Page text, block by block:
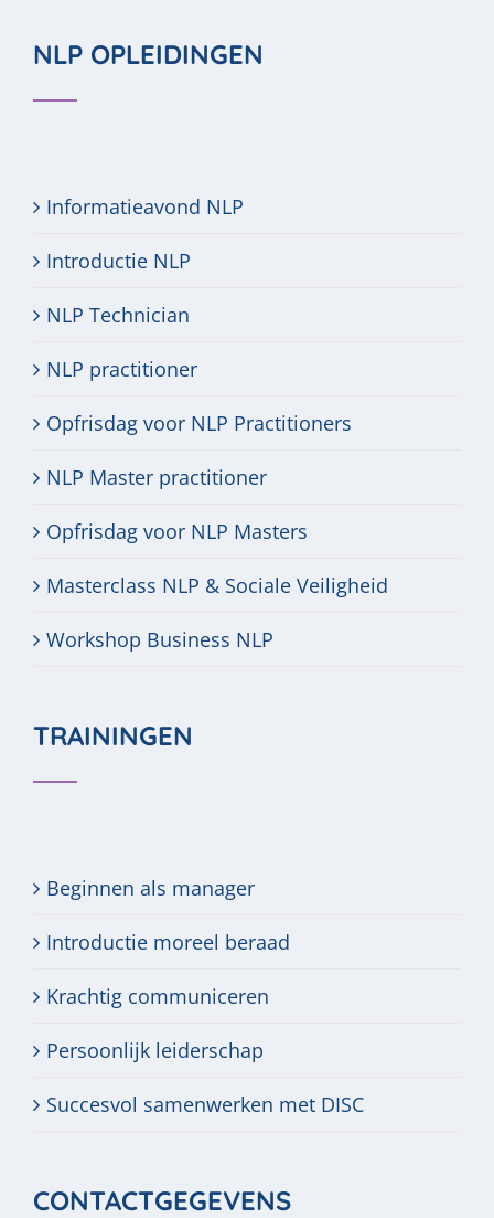
NLP OPLEIDINGEN
Informatieavond NLP
Introductie NLP
NLP Technician
NLP practitioner
Opfrisdag voor NLP Practitioners
NLP Master practitioner
Opfrisdag voor NLP Masters
Masterclass NLP & Sociale Veiligheid
Workshop Business NLP
TRAININGEN
Beginnen als manager
Introductie moreel beraad
Krachtig communiceren
Persoonlijk leiderschap
Succesvol samenwerken met DISC
CONTACTGEGEVENS